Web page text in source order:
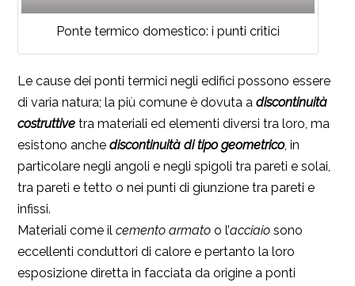
Ponte termico domestico: i punti critici
Le cause dei ponti termici negli edifici possono essere
di varia natura; la più comune è dovuta a discontinuità
costruttive tra materiali ed elementi diversi tra loro, ma
esistono anche discontinuità di tipo geometrico, in
particolare negli angoli e negli spigoli tra pareti e solai,
tra pareti e tetto o nei punti di giunzione tra pareti e
infissi.
Materiali come il cemento armato o l’acciaio sono
eccellenti conduttori di calore e pertanto la loro
esposizione diretta in facciata da origine a ponti